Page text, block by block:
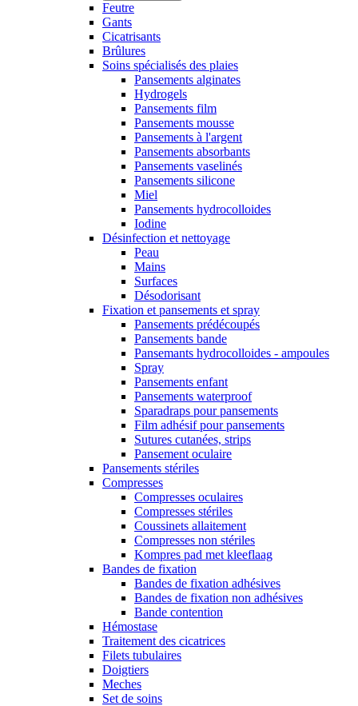
Feutre
Gants
Cicatrisants
Brûlures
Soins spécialisés des plaies
Pansements alginates
Hydrogels
Pansements film
Pansements mousse
Pansements à l'argent
Pansements absorbants
Pansements vaselinés
Pansements silicone
Miel
Pansements hydrocolloides
Iodine
Désinfection et nettoyage
Peau
Mains
Surfaces
Désodorisant
Fixation et pansements et spray
Pansements prédécoupés
Pansements bande
Pansemants hydrocolloides - ampoules
Spray
Pansements enfant
Pansements waterproof
Sparadraps pour pansements
Film adhésif pour pansements
Sutures cutanées, strips
Pansement oculaire
Pansements stériles
Compresses
Compresses oculaires
Compresses stériles
Coussinets allaitement
Compresses non stériles
Kompres pad met kleeflaag
Bandes de fixation
Bandes de fixation adhésives
Bandes de fixation non adhésives
Bande contention
Hémostase
Traitement des cicatrices
Filets tubulaires
Doigtiers
Meches
Set de soins